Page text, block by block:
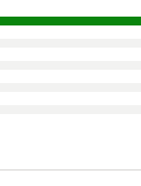
vista para o